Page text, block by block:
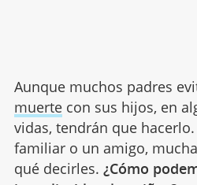
Aunque muchos padres
muertecon sus hijos, en
vidas, tendrán que
familiar o un amigo,
qué decirles. ¿Cómo